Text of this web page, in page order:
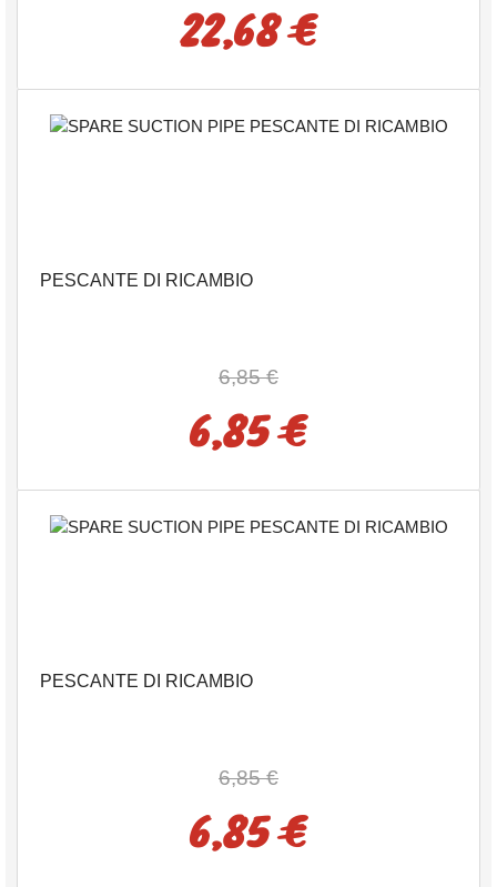
22,68 €
PESCANTE DI RICAMBIO
6,85 €
6,85 €
PESCANTE DI RICAMBIO
6,85 €
6,85 €